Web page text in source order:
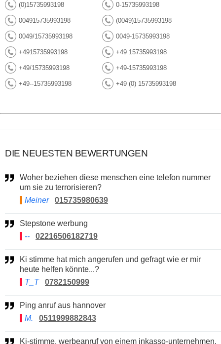
(0)15735993198 0-15735993198
004915735993198 (0049)15735993198
0049/15735993198 0049-15735993198
+4915735993198 +49 15735993198
+49/15735993198 +49-15735993198
+49--15735993198 +49 (0) 15735993198
DIE NEUESTEN BEWERTUNGEN
Woher beziehen diese menschen eine telefon nummer
um sie zu terrorisieren?
Meiner
015735980639
Stepstone werbung
--
02216506182719
Ki stimme hat mich angerufen und gefragt wie er mir
heute helfen könnte...?
T_T
0782150999
Ping anruf aus hannover
M.
0511999882843
Ki-stimme, werbeanruf von einem inkasso-unternehmen.